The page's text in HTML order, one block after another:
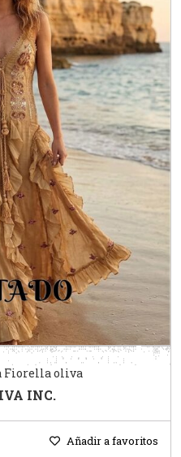
Fiorella oliva
IVA INC.
Añadir a favoritos